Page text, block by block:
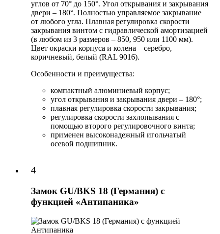
углов от 70° до 150°. Угол открывания и закрывания
двери – 180°. Полностью управляемое закрывание
от любого угла. Плавная регулировка скорости
закрывания винтом с гидравлической амортизацией
(в любом из 3 размеров – 850, 950 или 1100 мм).
Цвет окраски корпуса и колена – серебро,
коричневый, белый (RAL 9016).
Особенности и преимущества:
компактный алюминиевый корпус;
угол открывания и закрывания двери – 180°;
плавная регулировка скорости закрывания;
регулировка скорости захлопывания с
помощью второго регулировочного винта;
применен высоконадежный игольчатый
осевой подшипник.
4
Замок GU/BKS 18 (Германия) с
функцией «Антипаника»